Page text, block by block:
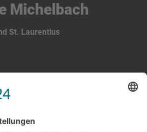
Michelbach
St. Laurentius